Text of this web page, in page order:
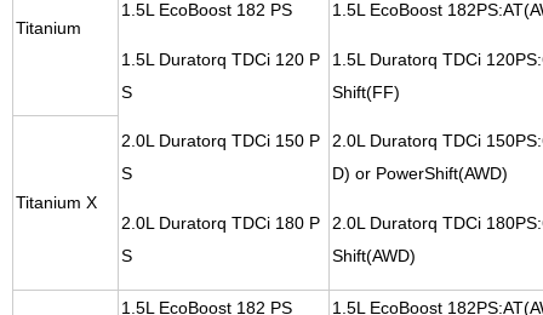
Titanium
1.5L EcoBoost 182 PS
1.5L Duratorq TDCi 120 P
S
2.0L Duratorq TDCi 150 P
S
2.0L Duratorq TDCi 180 P
S
1.5L EcoBoost
1.5L Duratorq TDCi
Shift(FF)
2.0L Duratorq TDCi
D) or PowerShift(AWD)
2.0L Duratorq TDCi
Shift(AWD)
Titanium X
1.5L EcoBoost 182 PS 1.5L EcoBoost